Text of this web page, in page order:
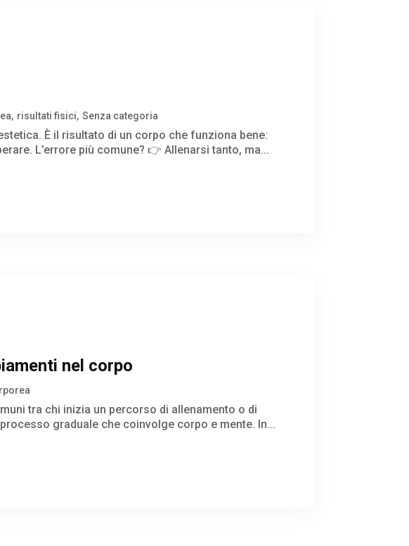
risultati fisici Senza categoria
È il risultato di un corpo che funziona bene:
L’errore più comune? 👉 Allenarsi tanto, ma...
nel corpo
tra chi inizia un percorso di allenamento o di
graduale che coinvolge corpo e mente. In...